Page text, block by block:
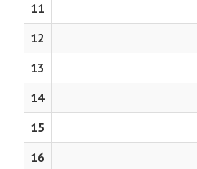
11
12
13
14
15
16